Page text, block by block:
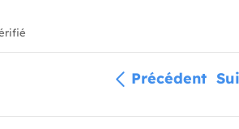
Précédent